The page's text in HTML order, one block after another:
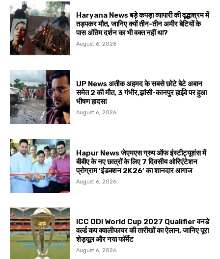
Haryana News बड़े कपड़ा व्यापारी की वृद्धाश्रम में
तड़पकर मौत, जानिए क्यों तीन-तीन अमीर बेटियों के
पास अंतिम दर्शन का भी वक्त नहीं था?
August 6, 2026
UP News अतीक अहमद के सबसे छोटे बेटे अबान
समेत 2 की मौत, 3 गंभीर,झांसी-कानपुर हाईवे पर हुआ
भीषण हादसा
August 6, 2026
Hapur News जेएमएस ग्रुप ऑफ इंस्टीट्यूशंस में
बीबीए के नए छात्रों के लिए 7 दिवसीय ओरिएंटेशन
प्रोग्राम ‘इंडक्शन 2K26’ का शानदार आगाज
August 6, 2026
ICC ODI World Cup 2027 Qualifier वनडे
वर्ल्ड कप क्वालीफायर की तारीखों का ऐलान, जानिए पूरा
शेड्यूल और नया फॉर्मेट
August 6, 2026